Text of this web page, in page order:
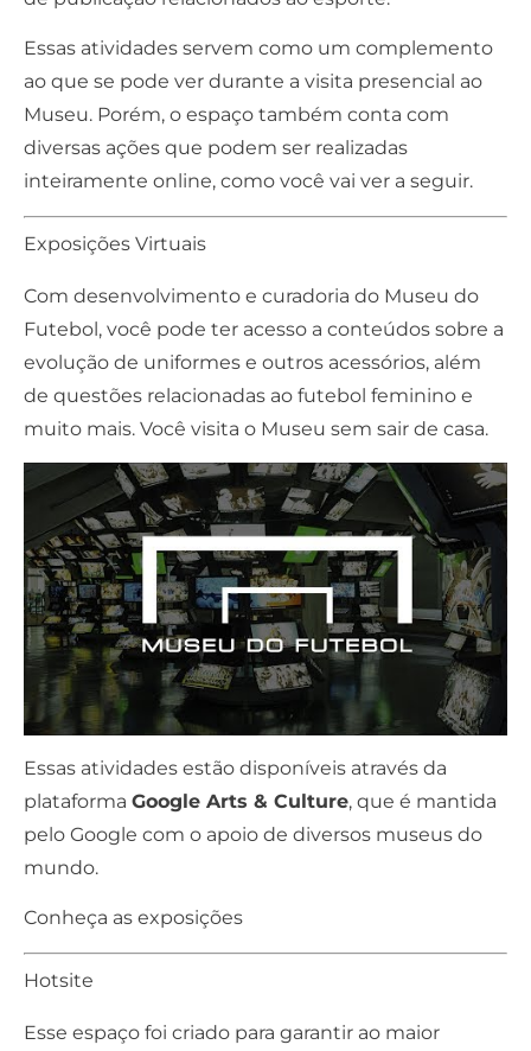
Essas atividades servem como um complemento
ao que se pode ver durante a visita presencial ao
Museu. Porém, o espaço também conta com
diversas ações que podem ser realizadas
inteiramente online, como você vai ver a seguir.
Exposições Virtuais
Com desenvolvimento e curadoria do Museu do
Futebol, você pode ter acesso a conteúdos sobre a
evolução de uniformes e outros acessórios, além
de questões relacionadas ao futebol feminino e
muito mais. Você visita o Museu sem sair de casa.
Essas atividades estão disponíveis através da
plataforma Google Arts & Culture, que é mantida
pelo Google com o apoio de diversos museus do
mundo.
Conheça as exposições
Hotsite
Esse espaço foi criado para garantir ao maior